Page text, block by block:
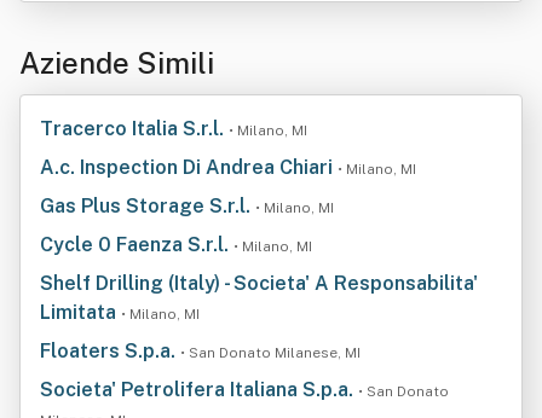
Aziende Simili
Tracerco Italia S.r.l. • Milano, MI
A.c. Inspection Di Andrea Chiari • Milano, MI
Gas Plus Storage S.r.l. • Milano, MI
Cycle 0 Faenza S.r.l. • Milano, MI
Shelf Drilling (Italy) - Societa' A Responsabilita'
Limitata • Milano, MI
Floaters S.p.a. • San Donato Milanese, MI
Societa' Petrolifera Italiana S.p.a. • San Donato